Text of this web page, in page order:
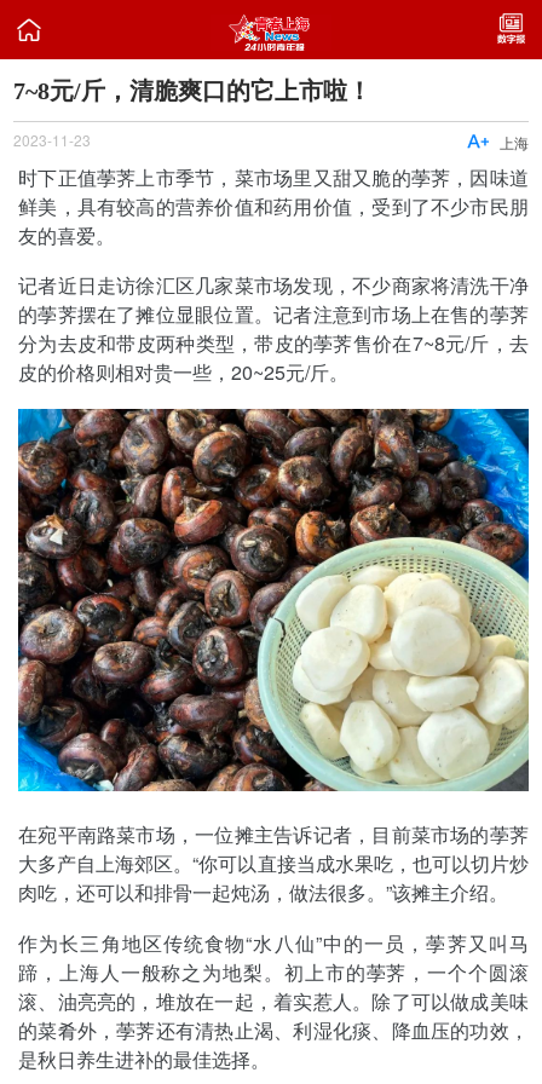

7~8元/斤，清脆爽口的它上市啦！
2023-11-23 上海

时下正值荸荠上市季节，菜市场里又甜又脆的荸荠，因味道
鲜美，具有较高的营养价值和药用价值，受到了不少市民朋
友的喜爱。
记者近日走访徐汇区几家菜市场发现，不少商家将清洗干净
的荸荠摆在了摊位显眼位置。记者注意到市场上在售的荸荠
分为去皮和带皮两种类型，带皮的荸荠售价在7~8元/斤，去
皮的价格则相对贵一些，20~25元/斤。
在宛平南路菜市场，一位摊主告诉记者，目前菜市场的荸荠
大多产自上海郊区。“你可以直接当成水果吃，也可以切片炒
肉吃，还可以和排骨一起炖汤，做法很多。”该摊主介绍。
作为长三角地区传统食物“水八仙”中的一员，荸荠又叫马
蹄，上海人一般称之为地梨。初上市的荸荠，一个个圆滚
滚、油亮亮的，堆放在一起，着实惹人。除了可以做成美味
的菜肴外，荸荠还有清热止渴、利湿化痰、降血压的功效，
是秋日养生进补的最佳选择。